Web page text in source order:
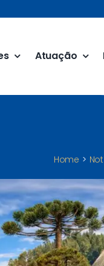
Atuação
Home